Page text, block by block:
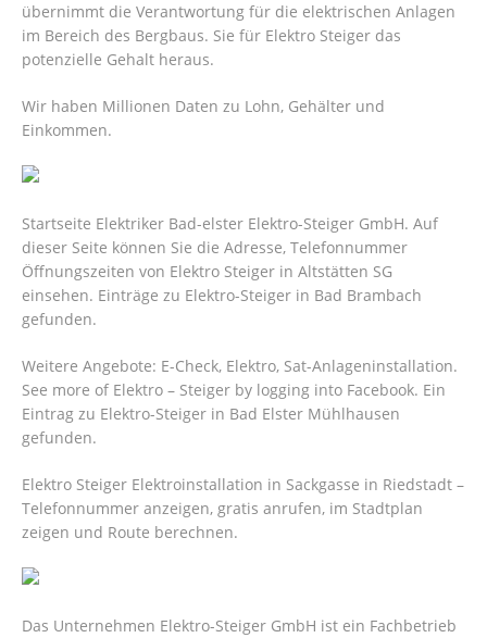
übernimmt die Verantwortung für die elektrischen Anlagen
im Bereich des Bergbaus. Sie für Elektro Steiger das
potenzielle Gehalt heraus.
Wir haben Millionen Daten zu Lohn, Gehälter und
Einkommen.
Startseite Elektriker Bad-elster Elektro-Steiger GmbH. Auf
dieser Seite können Sie die Adresse, Telefonnummer
Öffnungszeiten von Elektro Steiger in Altstätten SG
einsehen. Einträge zu Elektro-Steiger in Bad Brambach
gefunden.
Weitere Angebote: E-Check, Elektro, Sat-Anlageninstallation.
See more of Elektro – Steiger by logging into Facebook. Ein
Eintrag zu Elektro-Steiger in Bad Elster Mühlhausen
gefunden.
Elektro Steiger Elektroinstallation in Sackgasse in Riedstadt –
Telefonnummer anzeigen, gratis anrufen, im Stadtplan
zeigen und Route berechnen.
Das Unternehmen Elektro-Steiger GmbH ist ein Fachbetrieb